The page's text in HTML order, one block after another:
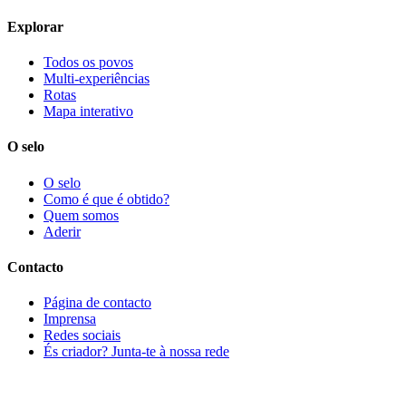
Explorar
Todos os povos
Multi-experiências
Rotas
Mapa interativo
O selo
O selo
Como é que é obtido?
Quem somos
Aderir
Contacto
Página de contacto
Imprensa
Redes sociais
És criador? Junta-te à nossa rede